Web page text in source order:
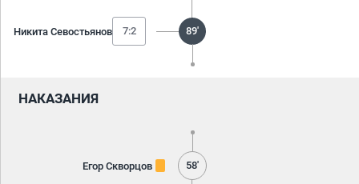
Никита Севостьянов 7:2 89'
НАКАЗАНИЯ
Егор Скворцов 58'